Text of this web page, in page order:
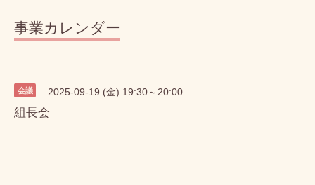
事業カレンダー
会議 2025-09-19 (金) 19:30～20:00
組長会